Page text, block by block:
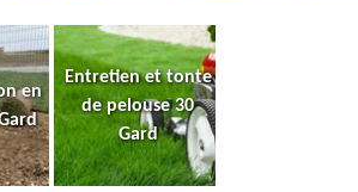
en
Entretien et tonte
de pelouse 30
Gard